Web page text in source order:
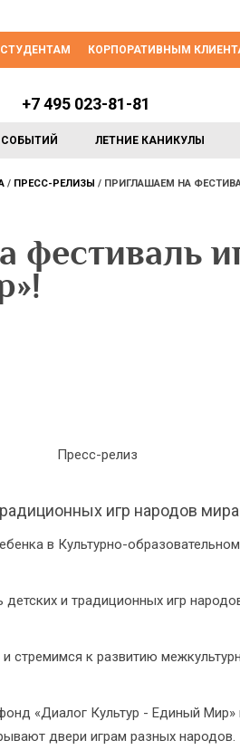
КОРПОРАТИВНЫМ
СОБЫТИЙ ЛЕТНИЕ КАНИКУЛЫ
+7 495 023-81-81
ПРЕСС-РЕЛИЗЫ ПРИГЛАШАЕМ НА
фестиваль
Пресс-релиз
игр народов
в Культурно-
и традиционных игр
стремимся к развитию
«Диалог Культур - Единый Мир»
двери играм разных народов.